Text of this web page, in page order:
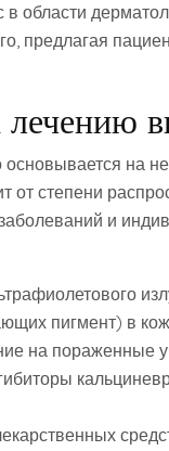
области
предлагая
на
от степени
и
пигмент) в
на пораженные